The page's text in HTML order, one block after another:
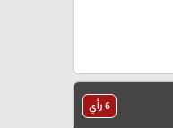
6 رأي